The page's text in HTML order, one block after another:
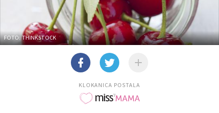
FOTO: THINKSTOCK
KLOKANICA POSTALA